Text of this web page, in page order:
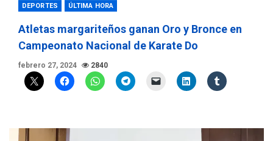
DEPORTES ÚLTIMA HORA
Atletas margariteños ganan Oro y Bronce en
Campeonato Nacional de Karate Do
febrero 27, 2024 2840